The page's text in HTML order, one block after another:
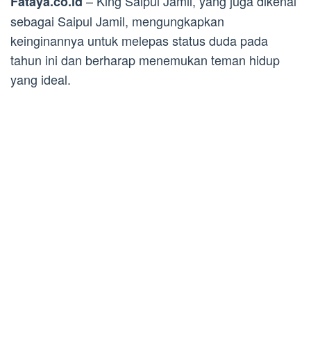
sebagai Saipul Jamil, mengungkapkan
keinginannya untuk melepas status duda pada
tahun ini dan berharap menemukan teman hidup
yang ideal.